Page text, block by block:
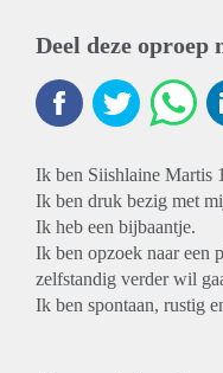
Deel deze oproep
Ik ben Siishlaine Martis
Ik ben druk bezig met
Ik heb een bijbaantje.
Ik ben opzoek naar een
zelfstandig verder wil
Ik ben spontaan, rustig